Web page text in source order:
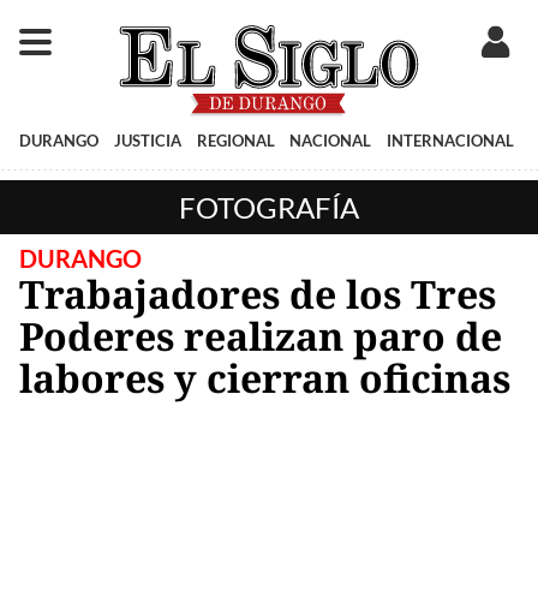
DURANGO JUSTICIA REGIONAL NACIONAL INTERNACIONAL
FOTOGRAFÍA
DURANGO
Trabajadores de los Tres
Poderes realizan paro de
labores y cierran oficinas